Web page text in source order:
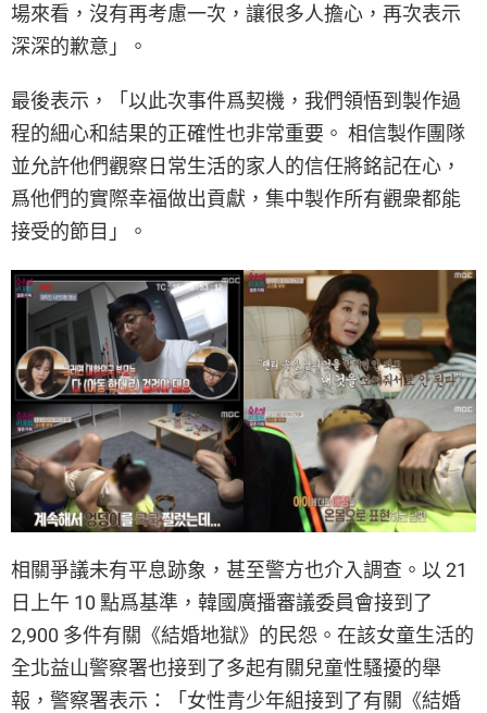
場來看，沒有再考慮一次，讓很多人擔心，再次表示
深深的歉意」。
最後表示，「以此次事件爲契機，我們領悟到製作過
程的細心和結果的正確性也非常重要。 相信製作團隊
並允許他們觀察日常生活的家人的信任將銘記在心，
爲他們的實際幸福做出貢獻，集中製作所有觀衆都能
接受的節目」。
相關爭議未有平息跡象，甚至警方也介入調查。以 21
日上午 10 點爲基準，韓國廣播審議委員會接到了
2,900 多件有關《結婚地獄》的民怨。在該女童生活的
全北益山警察署也接到了多起有關兒童性騷擾的舉
報，警察署表示：「女性青少年組接到了有關《結婚